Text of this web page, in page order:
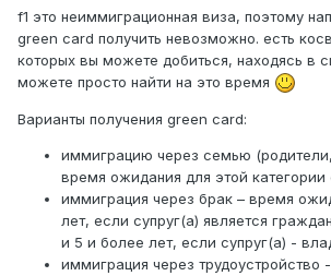
f1 это неиммиграционная виза, поэтому
green card получить невозможно. есть
которых вы можете добиться, находясь в
можете просто найти на это время
Варианты получения green card:
иммиграцию через семью
время ожидания для этой категории
иммиграция через брак – время
лет, если супруг(а) является
и 5 и более лет, если супруг(а) -
иммиграция через